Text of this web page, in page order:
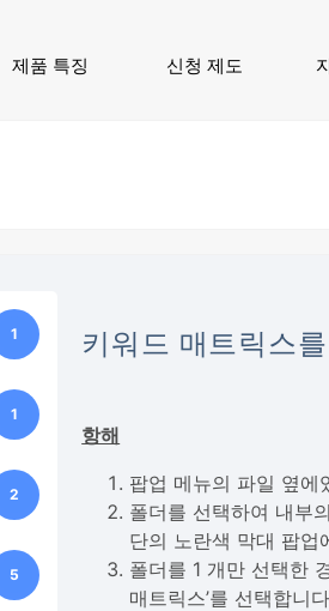
제품 특징 신청 제도
1
1
2
5
키워드 매트릭스
항해
팝업 메뉴의 파일 옆에
폴더를 선택하여 내부
단의 노란색 막대 팝업
폴더를 1 개만 선택한
매트릭스’를 선택합니